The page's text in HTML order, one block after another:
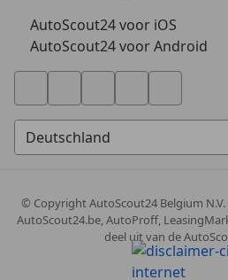
AutoScout24 voor iOS
AutoScout24 voor Android
© CopyrightAutoScout24 Belgium
AutoScout24.be, AutoProff,
deel uit van de